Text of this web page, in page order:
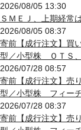
2026/08/05 13:30
ＳＭＥＪ、上期経常
2026/08/05 08:37
寄前【成行注文】買
型／小型株 ＯＴＳ
2026/07/28 08:57
寄前【成行注文】売
型／小型株 フィー
2026/07/28 08:37
寄前【成行注文】売